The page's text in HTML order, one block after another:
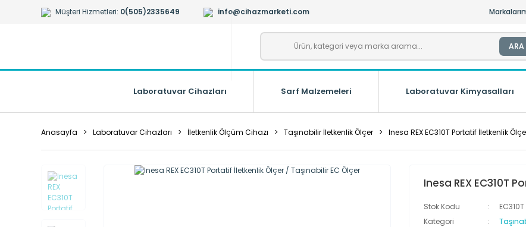
Müşteri Hizmetleri: 0(505)2335649 info@cihazmarketi.com
ARA
Laboratuvar Cihazları Sarf Malzemeleri Laboratuvar Kimyasalları
Anasayfa Laboratuvar Cihazları İletkenlik Ölçüm Cihazı Taşınabilir İletkenlik Ölçer Inesa REX EC310T Portatif İletkenlik
Inesa REX EC310T
Stok Kodu
EC310T
Kategori